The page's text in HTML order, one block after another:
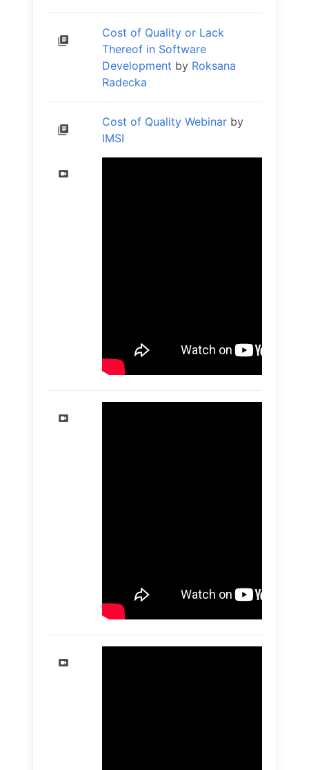
Cost of Quality or Lack
Thereof in Software
Development by Roksana
Radecka
Cost of Quality Webinar by
IMSI